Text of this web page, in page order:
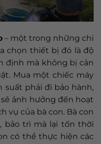
– một trong những chi
chọn thiết bị đó là độ
định mà không bị cản
Mua một chiếc máy
phải đi bảo hành,
ảnh hưởng đến hoạt
vụ của bà con. Bà con
bảo trì mà lại tốn thời
có thể thực hiện các